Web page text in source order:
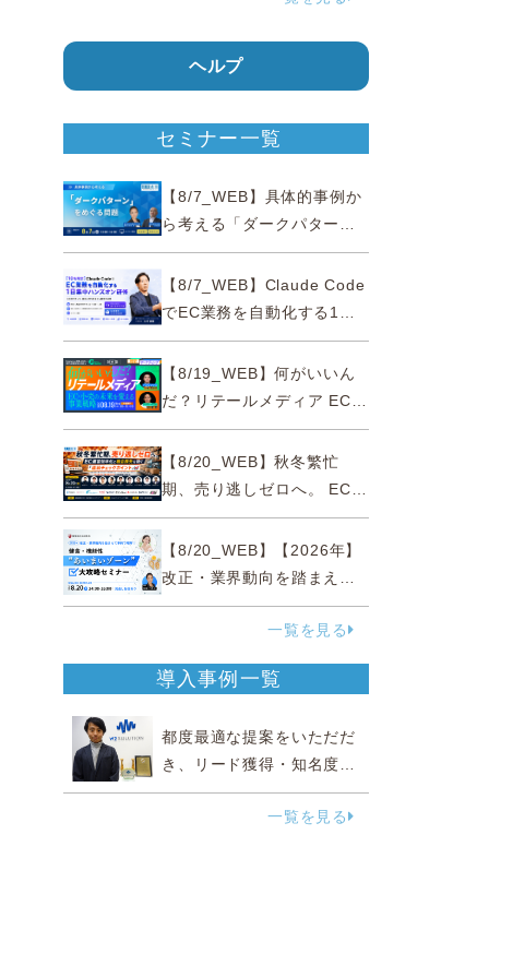
ヘルプ
セミナー一覧
【8/7_WEB】具体的事例か
ら考える「ダークパター
ン」をめぐる問題【薬事法
広告研究所×通販通信
ECMO】
【8/7_WEB】Claude Code
でEC業務を自動化する1日
集中ハンズオン研修【10名
限定・東京三田】
【8/19_WEB】何がいいん
だ？リテールメディア EC・
小売の未来を変える事業戦
略【8/20_WEB】秋冬繁忙
期、売り逃しゼロへ。 EC運
営効率化と機会損失を防ぐ
『直前チェックポイント』
【8/20_WEB】【2026年】
改正・業界動向を踏まえて
事例で理解 健食・機能
性“あいまいゾーン”大攻略セ
一覧を見る
導入事例一覧
都度最適な提案をいただだ
き、リード獲得・知名度向
上に効果実感
一覧を見る